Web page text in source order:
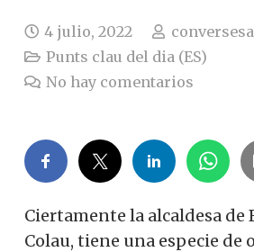
4 julio, 2022
Punts clau del dia (ES)
No hay comentarios
Ciertamente la alcaldesa de
Colau, tiene una especie de